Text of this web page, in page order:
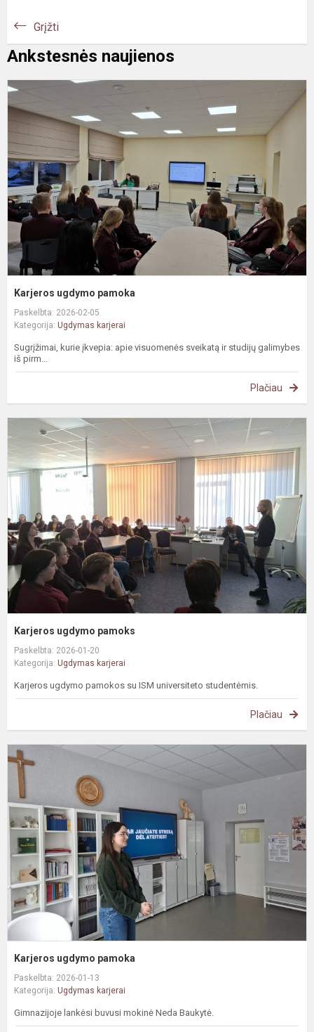
Grįžti
Ankstesnės naujienos
Karjeros ugdymo pamoka
Paskelbta: 2026-02-05
Kategorija: Ugdymas karjerai
Sugrįžimai, kurie įkvepia: apie visuomenės sveikatą ir studijų galimybes
iš pirm...
Plačiau
Karjeros ugdymo pamoks
Paskelbta: 2026-01-20
Kategorija: Ugdymas karjerai
Karjeros ugdymo pamokos su ISM universiteto studentėmis.
Plačiau
Karjeros ugdymo pamoka
Paskelbta: 2026-01-13
Kategorija: Ugdymas karjerai
Gimnazijoje lankėsi buvusi mokinė Neda Baukytė.